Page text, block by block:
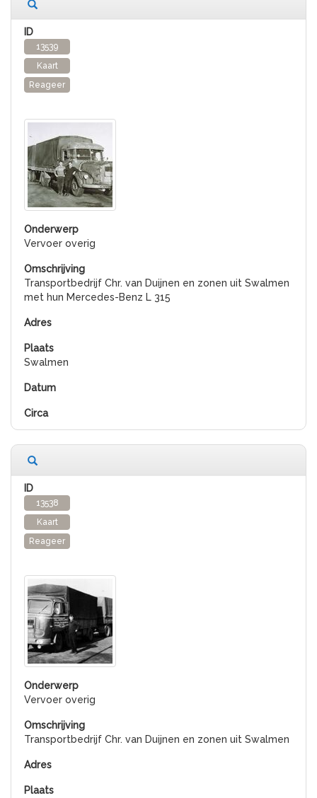
13539
Kaart
Reageer
Vervoer overig
Transportbedrijf Chr. van Duijnen en zonen uit Swalmen
met hun Mercedes-Benz L 315
Swalmen
13538
Kaart
Reageer
Vervoer overig
Transportbedrijf Chr. van Duijnen en zonen uit Swalmen